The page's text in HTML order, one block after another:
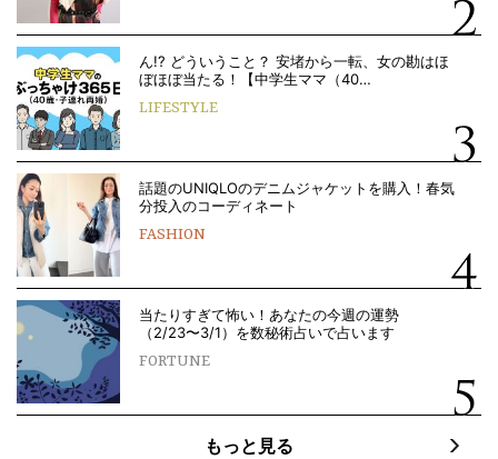
ん!? どういうこと？ 安堵から一転、女の勘はほ
ぼほぼ当たる！【中学生ママ（40…
LIFESTYLE
話題のUNIQLOのデニムジャケットを購入！春気
分投入のコーディネート
FASHION
当たりすぎて怖い！あなたの今週の運勢
（2/23〜3/1）を数秘術占いで占います
FORTUNE
もっと見る